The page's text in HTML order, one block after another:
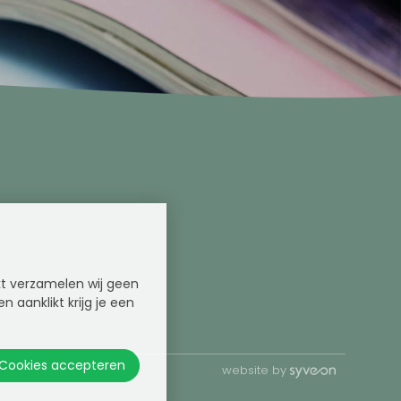
verzamelen wij geen
aanklikt krijg je een
accepteren website by